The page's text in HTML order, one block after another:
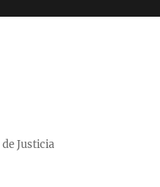
Justicia